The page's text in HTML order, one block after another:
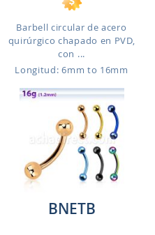
Barbell circular de acero
quirúrgico chapado en PVD,
con ...
Longitud: 6mm to 16mm
BNETB